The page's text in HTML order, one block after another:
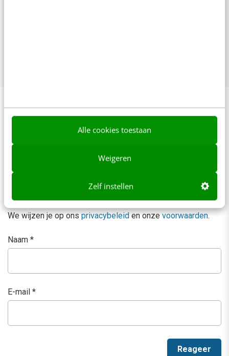
Alle cookies toestaan
Weigeren
Zelf instellen
Reacties
Je e-mailadres wordt niet gepubliceerd.
zijn gemarkeerd met
We wijzen je op onsprivacybeleiden onzevoorwaarden.
Naam *
E-mail *